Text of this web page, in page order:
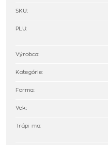
SKU:
PLU:
Výrobca:
Kategórie:
Forma:
Vek:
Trápi ma: